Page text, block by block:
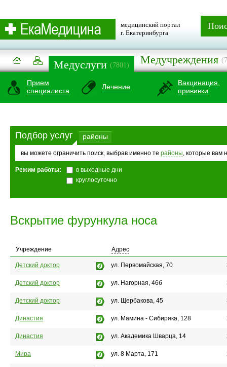
медицинский портал
г. Екатеринбурга
Медуслуги (7801) Медучреждения
Прием
специалиста
Лечение
Вакцинация,
прививки
Подбор услуг районы
вы можете ограничить поиск, выбрав именно те районы, которые вам
Режим работы:
в выходные дни
круглосуточно
Вскрытие фурункула носа
Учреждение Адрес
Детский доктор ул. Первомайская, 70
Детский доктор ул. Нагорная, 46б
Детский доктор ул. Щербакова, 45
Династия ул. Мамина - Сибиряка, 128
Династия ул. Академика Шварца, 14
Мира ул. 8 Марта, 171